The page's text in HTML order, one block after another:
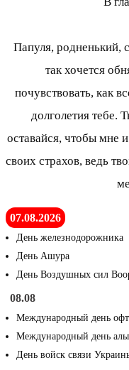
Папуля, родненький,
так хочется
почувствовать, как
долголетия тебе.
оставайся, чтобы мне
своих страхов, ведь
07.08.2026
День железнодорожника
День Ашура
День Воздушных сил
08.08
Международный день
Международный день
День войск связи